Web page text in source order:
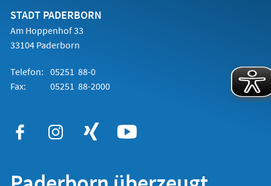
STADT PADERBORN
Am Hoppenhof 33
33104 Paderborn
Telefon: 05251 88-0
Fax:
05251 88-2000